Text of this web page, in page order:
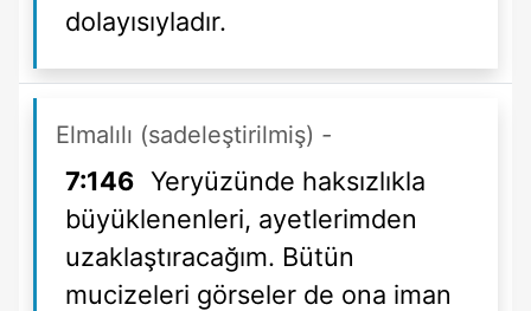
dolayısıyladır.
Elmalılı (sadeleştirilmiş) -
7:146 Yeryüzünde haksızlıkla
büyüklenenleri, ayetlerimden
uzaklaştıracağım. Bütün
mucizeleri görseler de ona iman